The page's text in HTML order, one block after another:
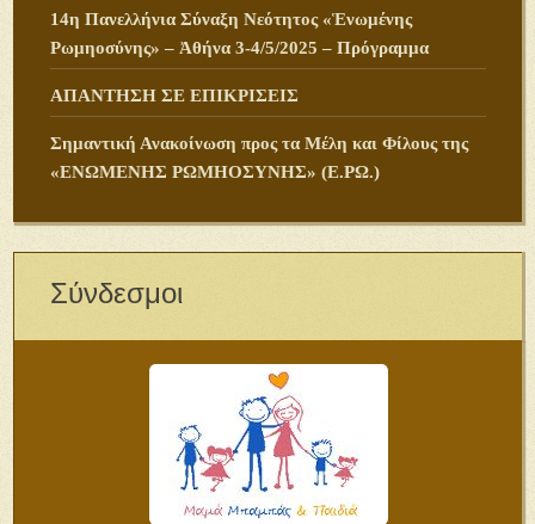
14η Πανελλήνια Σύναξη Νεότητος «Ἑνωμένης
Ρωμηοσύνης» – Ἀθήνα 3-4/5/2025 – Πρόγραμμα
ΑΠΑΝΤΗΣΗ ΣΕ ΕΠΙΚΡΙΣΕΙΣ
Σημαντική Ανακοίνωση προς τα Μέλη και Φίλους της
«ΕΝΩΜΕΝΗΣ ΡΩΜΗΟΣΥΝΗΣ» (Ε.ΡΩ.)
Σύνδεσμοι